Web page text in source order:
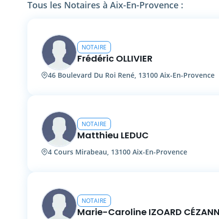
vous accompagne dans tous les projets qui
famille, droit commercial et des sociétés,
droit de l'urbanisme).
Tous les Notaires à Aix-En-Provence :
NOTAIRE
Frédéric OLLIVIER
46 Boulevard Du Roi René, 13100 Aix-En-Provence
NOTAIRE
Matthieu LEDUC
4 Cours Mirabeau, 13100 Aix-En-Provence
NOTAIRE
Marie-Caroline IZOARD